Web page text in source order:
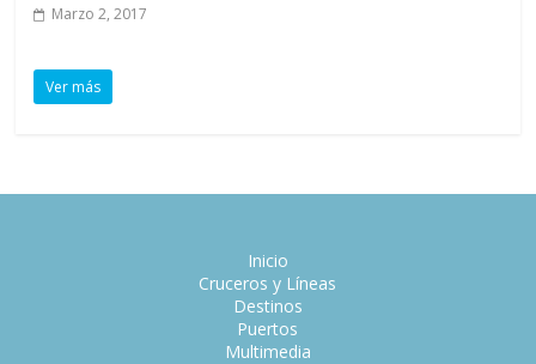
Marzo 2, 2017
Ver más
Inicio
Cruceros y Líneas
Destinos
Puertos
Multimedia